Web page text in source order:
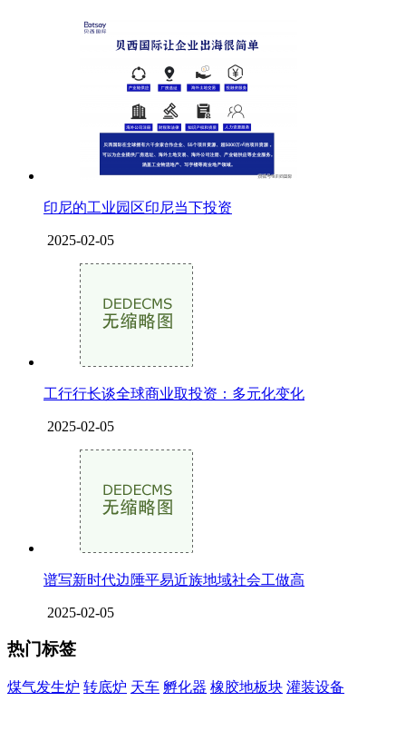
印尼的工业园区印尼当下投资
2025-02-05
工行行长谈全球商业取投资：多元化变化
2025-02-05
谱写新时代边陲平易近族地域社会工做高
2025-02-05
热门标签
煤气发生炉 转底炉 天车 孵化器 橡胶地板块 灌装设备